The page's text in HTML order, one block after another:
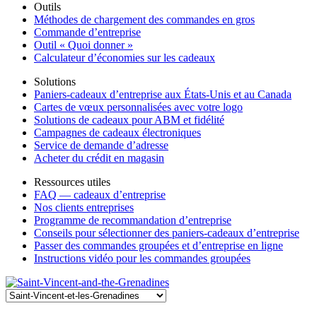
Outils
Méthodes de chargement des commandes en gros
Commande d’entreprise
Outil « Quoi donner »
Calculateur d’économies sur les cadeaux
Solutions
Paniers-cadeaux d’entreprise aux États-Unis et au Canada
Cartes de vœux personnalisées avec votre logo
Solutions de cadeaux pour ABM et fidélité
Campagnes de cadeaux électroniques
Service de demande d’adresse
Acheter du crédit en magasin
Ressources utiles
FAQ — cadeaux d’entreprise
Nos clients entreprises
Programme de recommandation d’entreprise
Conseils pour sélectionner des paniers-cadeaux d’entreprise
Passer des commandes groupées et d’entreprise en ligne
Instructions vidéo pour les commandes groupées